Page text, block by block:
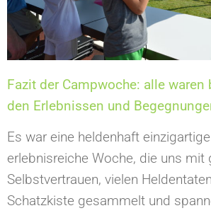
Fazit der Campwoche: alle waren
den Erlebnissen und
Es war eine heldenhaft
erlebnisreiche Woche, die uns mit
Selbstvertrauen, vielen
Schatzkiste gesammelt und